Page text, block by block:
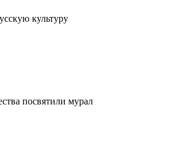
культуру
посвятили мурал